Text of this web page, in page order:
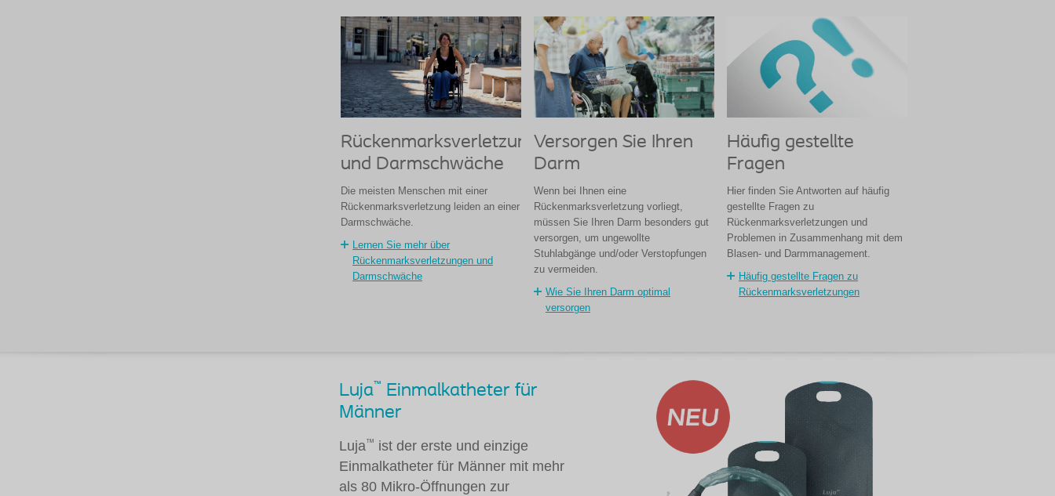
Rückenmarksverletzung
und Darmschwäche
Die meisten Menschen mit einer
Rückenmarksverletzung leiden an einer
Darmschwäche.
Lernen Sie mehr über
Rückenmarksverletzungen und
Darmschwäche
Versorgen Sie Ihren
Darm
Wenn bei Ihnen eine
Rückenmarksverletzung vorliegt,
müssen Sie Ihren Darm besonders gut
versorgen, um ungewollte
Stuhlabgänge und/oder Verstopfungen
zu vermeiden.
Wie Sie Ihren Darm optimal
versorgen
Häufig gestellte
Fragen
Hier finden Sie Antworten auf häufig
gestellte Fragen zu
Rückenmarksverletzungen und
Problemen in Zusammenhang mit dem
Blasen- und Darmmanagement.
Häufig gestellte Fragen zu
Rückenmarksverletzungen
Luja™ Einmalkatheter für
Männer
Luja™ ist der erste und einzige
Einmalkatheter für Männer mit mehr
als 80 Mikro-Öffnungen zur